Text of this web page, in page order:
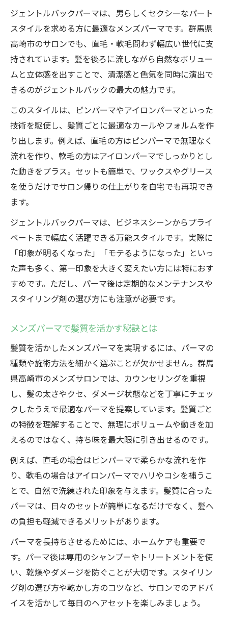
ジェントルバックパーマは、男らしくセクシーなパート
スタイルを求める方に最適なメンズパーマです。群馬県
高崎市のサロンでも、直毛・軟毛問わず幅広い世代に支
持されています。髪を後ろに流しながら自然なボリュー
ムと立体感を出すことで、清潔感と色気を同時に演出で
きるのがジェントルバックの最大の魅力です。
このスタイルは、ピンパーマやアイロンパーマといった
技術を駆使し、髪質ごとに最適なカールやフォルムを作
り出します。例えば、直毛の方はピンパーマで無理なく
流れを作り、軟毛の方はアイロンパーマでしっかりとし
た動きをプラス。セットも簡単で、ワックスやグリース
を使うだけでサロン帰りの仕上がりを自宅でも再現でき
ます。
ジェントルバックパーマは、ビジネスシーンからプライ
ベートまで幅広く活躍できる万能スタイルです。実際に
「印象が明るくなった」「モテるようになった」といっ
た声も多く、第一印象を大きく変えたい方には特におす
すめです。ただし、パーマ後は定期的なメンテナンスや
スタイリング剤の選び方にも注意が必要です。
メンズパーマで髪質を活かす秘訣とは
髪質を活かしたメンズパーマを実現するには、パーマの
種類や施術方法を細かく選ぶことが欠かせません。群馬
県高崎市のメンズサロンでは、カウンセリングを重視
し、髪の太さやクセ、ダメージ状態などを丁寧にチェッ
クしたうえで最適なパーマを提案しています。髪質ごと
の特徴を理解することで、無理にボリュームや動きを加
えるのではなく、持ち味を最大限に引き出せるのです。
例えば、直毛の場合はピンパーマで柔らかな流れを作
り、軟毛の場合はアイロンパーマでハリやコシを補うこ
とで、自然で洗練された印象を与えます。髪質に合った
パーマは、日々のセットが簡単になるだけでなく、髪へ
の負担も軽減できるメリットがあります。
パーマを長持ちさせるためには、ホームケアも重要で
す。パーマ後は専用のシャンプーやトリートメントを使
い、乾燥やダメージを防ぐことが大切です。スタイリン
グ剤の選び方や乾かし方のコツなど、サロンでのアドバ
イスを活かして毎日のヘアセットを楽しみましょう。